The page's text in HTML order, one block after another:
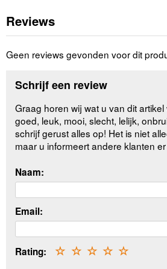
Reviews
Geen reviews gevonden voor dit
Schrijf een review
Graag horen wij wat u van dit
goed, leuk, mooi, slecht, lelijk,
schrijf gerust alles op! Het is niet
maar u informeert andere klanten
Naam:
Email:
Rating: ☆
☆
☆
☆
☆